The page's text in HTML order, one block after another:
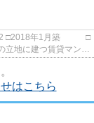
はこちら